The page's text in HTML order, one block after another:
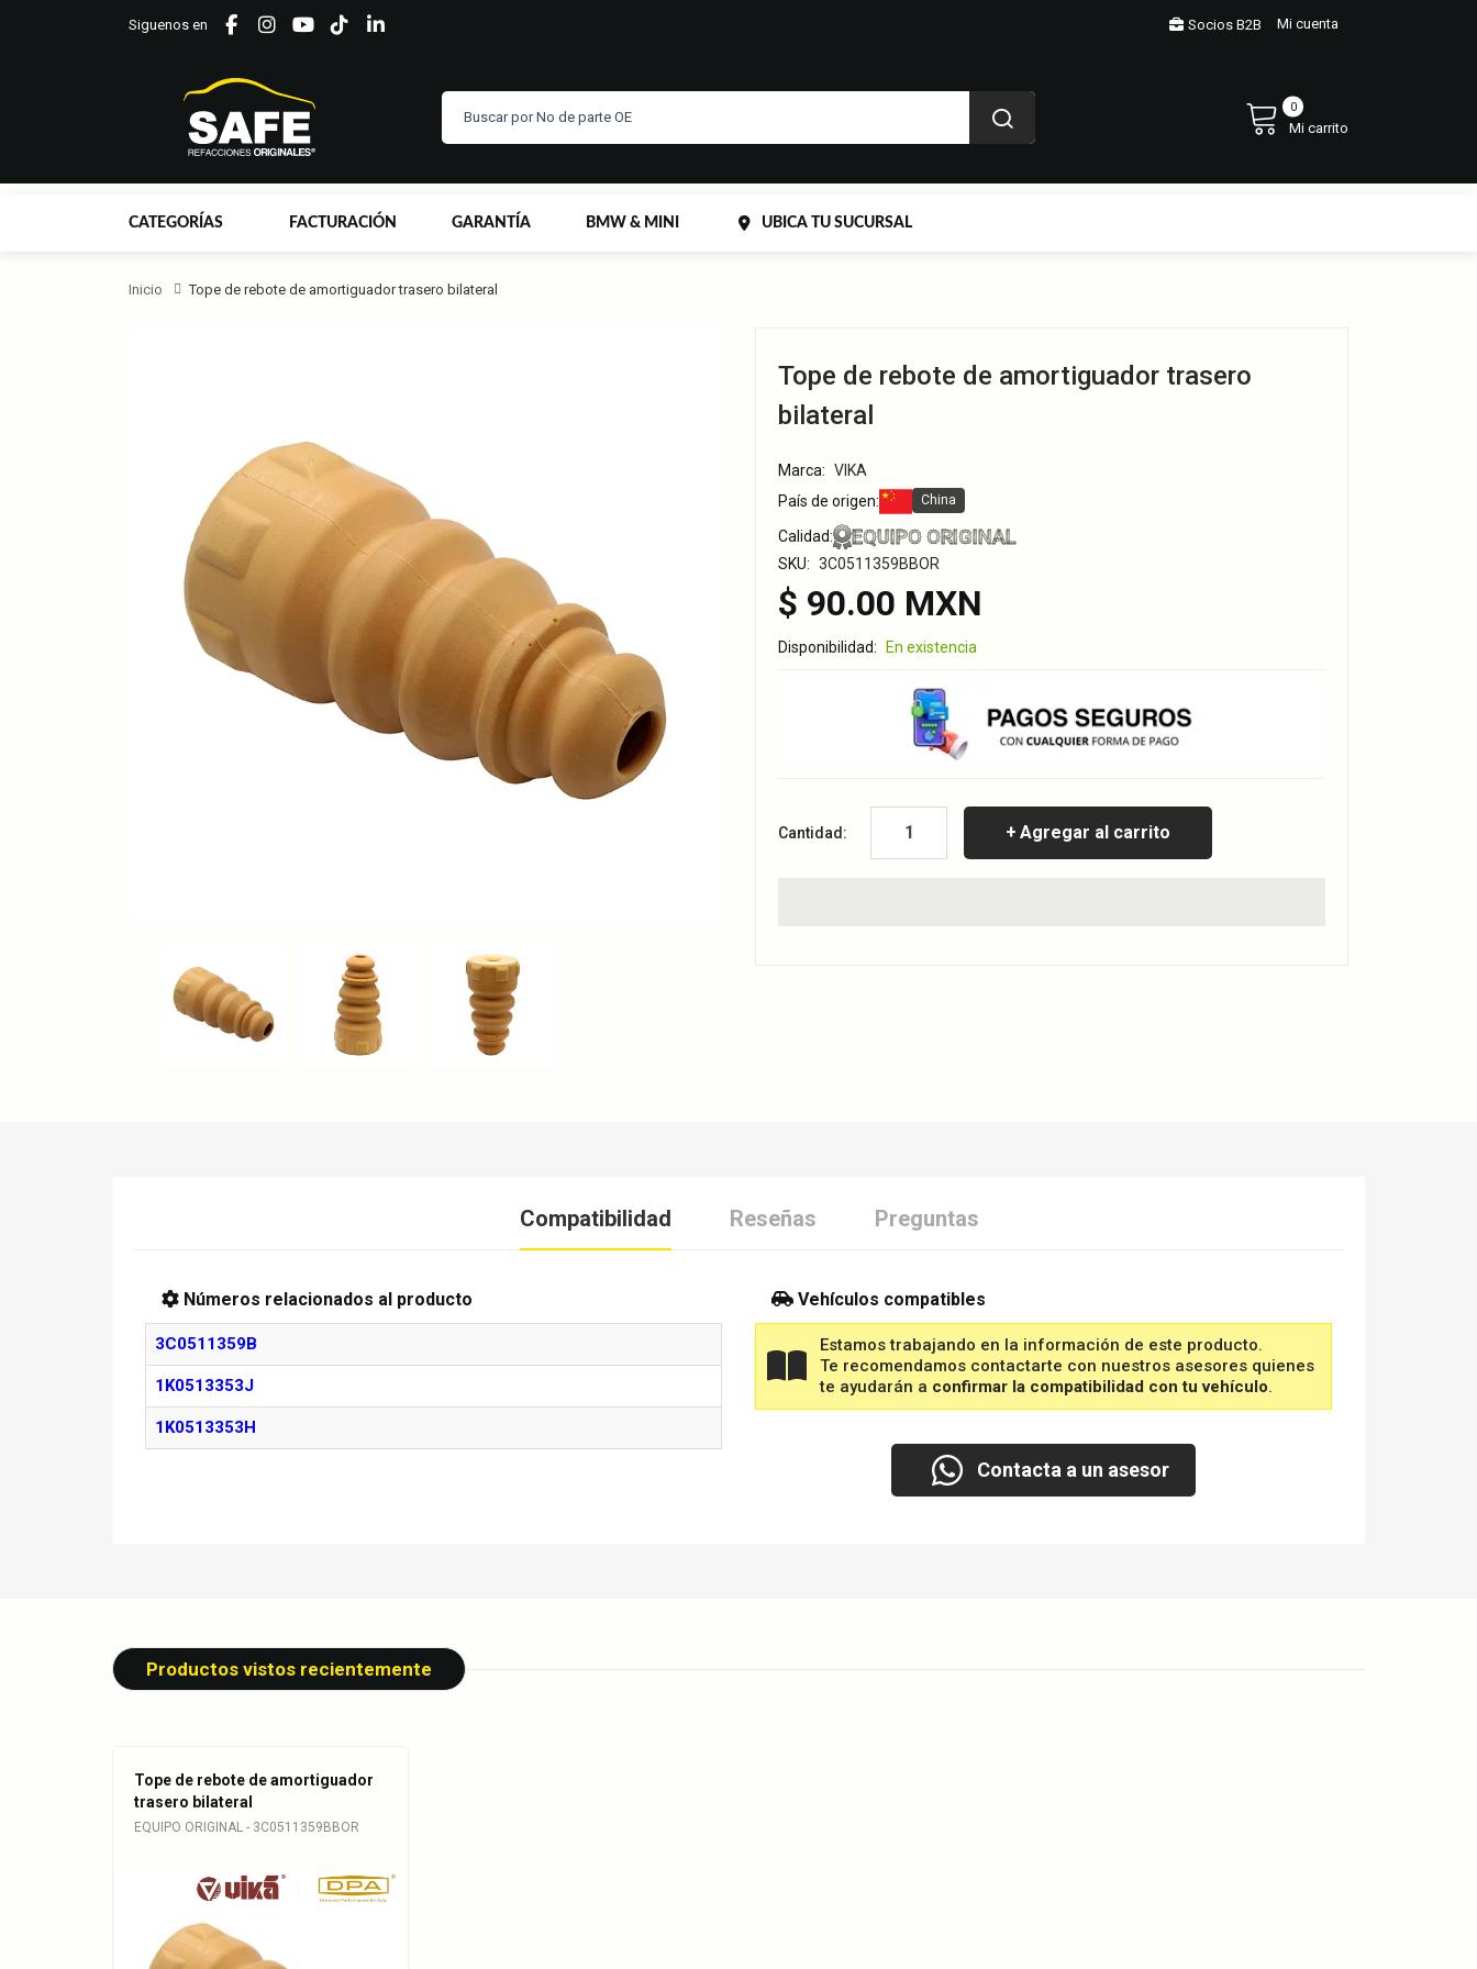
Siguenos en Socios B2B Mi cuenta
0
Mi carrito
CATEGORÍAS FACTURACIÓN GARANTÍA BMW & MINI UBICA TU SUCURSAL
Inicio Tope de rebote de amortiguador trasero bilateral
Tope de rebote de amortiguador trasero
bilateral
Marca: VIKA
País de origen:
China
Calidad: EQUIPO ORIGINAL
SKU: 3C0511359BBOR
$ 90.00 MXN
Disponibilidad: En existencia
Cantidad: Agregar al carrito
Compatibilidad Reseñas Preguntas
Números relacionados al producto
3C0511359B
1K0513353J
1K0513353H
Vehículos compatibles
Estamos trabajando en la información de este producto.
Te recomendamos contactarte con nuestros asesores quienes
te ayudarán a confirmar la compatibilidad con tu vehículo.
Contacta a un asesor
Productos vistos recientemente
Tope de rebote de amortiguador
trasero bilateral
EQUIPO ORIGINAL - 3C0511359BBOR